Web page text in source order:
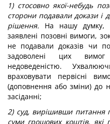
1) стосовно якої-небудь
сторони подавали докази і
рішення. На нашу думку,
заявлені позовні вимоги,
не подавали доказів чи
задоволені цих
недоведеністю.
враховувати первісні
(доповнення або зміни) до
засіданні;
2) суд, вирішивши питання
суми грошових коштів, які